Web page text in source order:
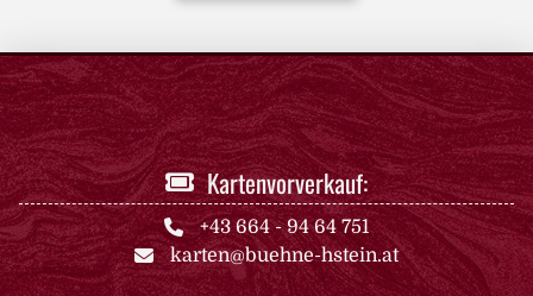
Kartenvorverkauf:
+43 664 - 94 64 751
karten@buehne-hstein.at